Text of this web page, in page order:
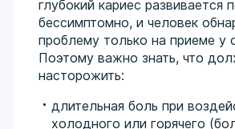
глубокий кариес развивается
бессимптомно, и человек
проблему только на приеме у
Поэтому важно знать, что
насторожить:
длительная боль при
холодного или горячего